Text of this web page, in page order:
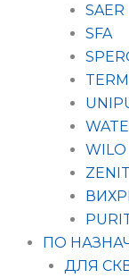
SAER
SFA
WILO
ZENIT
ПО
ДЛЯ